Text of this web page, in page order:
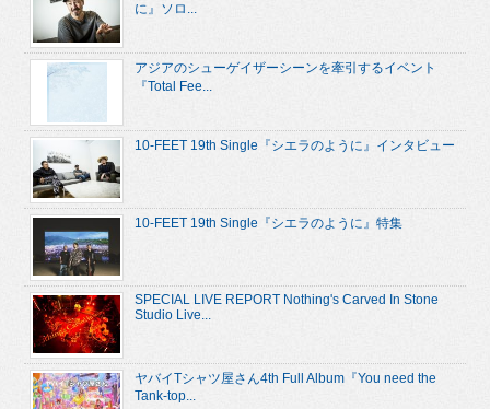
に』ソロ...
アジアのシューゲイザーシーンを牽引するイベント
『Total Fee...
10-FEET 19th Single『シエラのように』インタビュー
10-FEET 19th Single『シエラのように』特集
SPECIAL LIVE REPORT Nothing's Carved In Stone
Studio Live...
ヤバイTシャツ屋さん4th Full Album『You need the
Tank-top...